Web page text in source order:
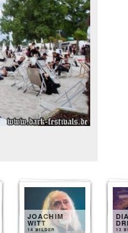
JOACHIM
WITT
14 BILDER 13